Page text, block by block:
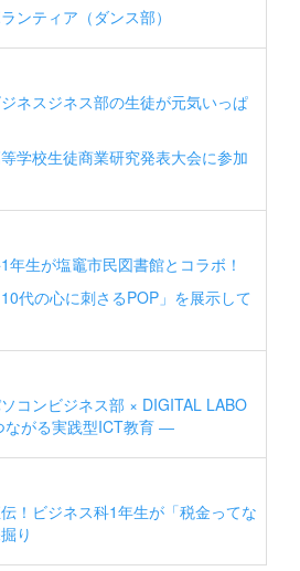
ンティア（ダンス部）
ネスジネス部の生徒が元気いっぱ
学校生徒商業研究発表大会に参加
年生が塩竈市民図書館とコラボ！
代の心に刺さるPOP」を展示して
コンビジネス部 × DIGITAL LABO
がる実践型ICT教育 ―
！ビジネス科1年生が「税金ってな
り